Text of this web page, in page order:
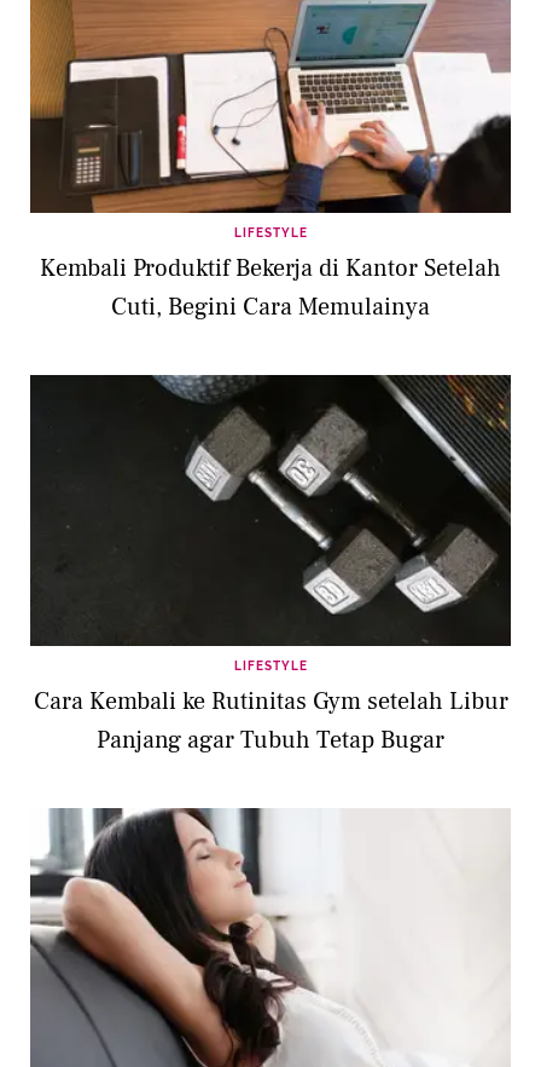
LIFESTYLE
Kembali Produktif Bekerja di Kantor Setelah
Cuti, Begini Cara Memulainya
LIFESTYLE
Cara Kembali ke Rutinitas Gym setelah Libur
Panjang agar Tubuh Tetap Bugar